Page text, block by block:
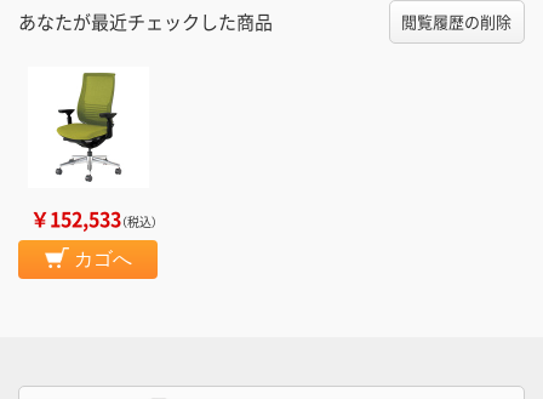
あなたが最近チェックした商品 閲覧履歴の削除
￥152,533（税込）
カゴへ